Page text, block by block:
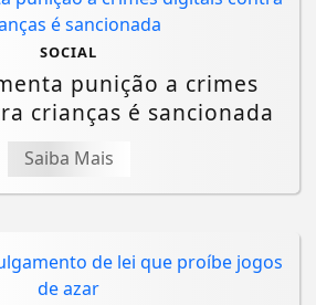
SOCIAL
punição a crimes
crianças é sancionada
Saiba Mais